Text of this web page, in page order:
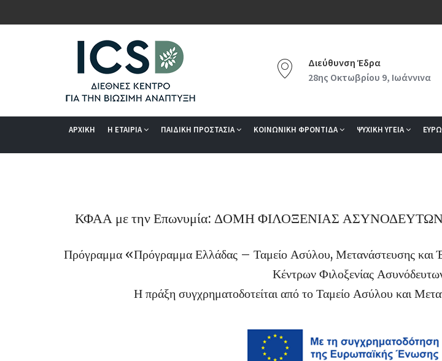
Διεύθυνση Έδρα
28ης Οκτωβρίου 9, Ιωάννινα
ΑΡΧΙΚΗ Η ΕΤΑΙΡΙΑ ΠΑΙΔΙΚΗ ΠΡΟΣΤΑΣΙΑ ΚΟΙΝΩΝΙΚΗ ΦΡΟΝΤΙΔΑ ΨΥΧΙΚΗ ΥΓΕΙΑ
ΚΦΑΑ με την Επωνυμία: ΔΟΜΗ ΦΙΛΟΞΕΝΙΑΣ
Πρόγραμμα «Πρόγραμμα Ελλάδας – Ταμείο Ασύλου, Μετανάστευσης και
Κέντρων Φιλοξενίας
Η πράξη συγχρηματοδοτείται από το Ταμείο Ασύλου και